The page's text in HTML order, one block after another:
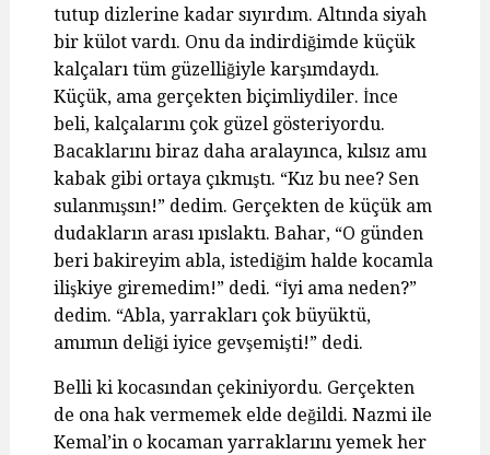
tutup dizlerine kadar sıyırdım. Altında siyah
bir külot vardı. Onu da indirdiğimde küçük
kalçaları tüm güzelliğiyle karşımdaydı.
Küçük, ama gerçekten biçimliydiler. İnce
beli, kalçalarını çok güzel gösteriyordu.
Bacaklarını biraz daha aralayınca, kılsız amı
kabak gibi ortaya çıkmıştı. “Kız bu nee? Sen
sulanmışsın!” dedim. Gerçekten de küçük am
dudakların arası ıpıslaktı. Bahar, “O günden
beri bakireyim abla, istediğim halde kocamla
ilişkiye giremedim!” dedi. “İyi ama neden?”
dedim. “Abla, yarrakları çok büyüktü,
amımın deliği iyice gevşemişti!” dedi.
Belli ki kocasından çekiniyordu. Gerçekten
de ona hak vermemek elde değildi. Nazmi ile
Kemal’in o kocaman yarraklarını yemek her